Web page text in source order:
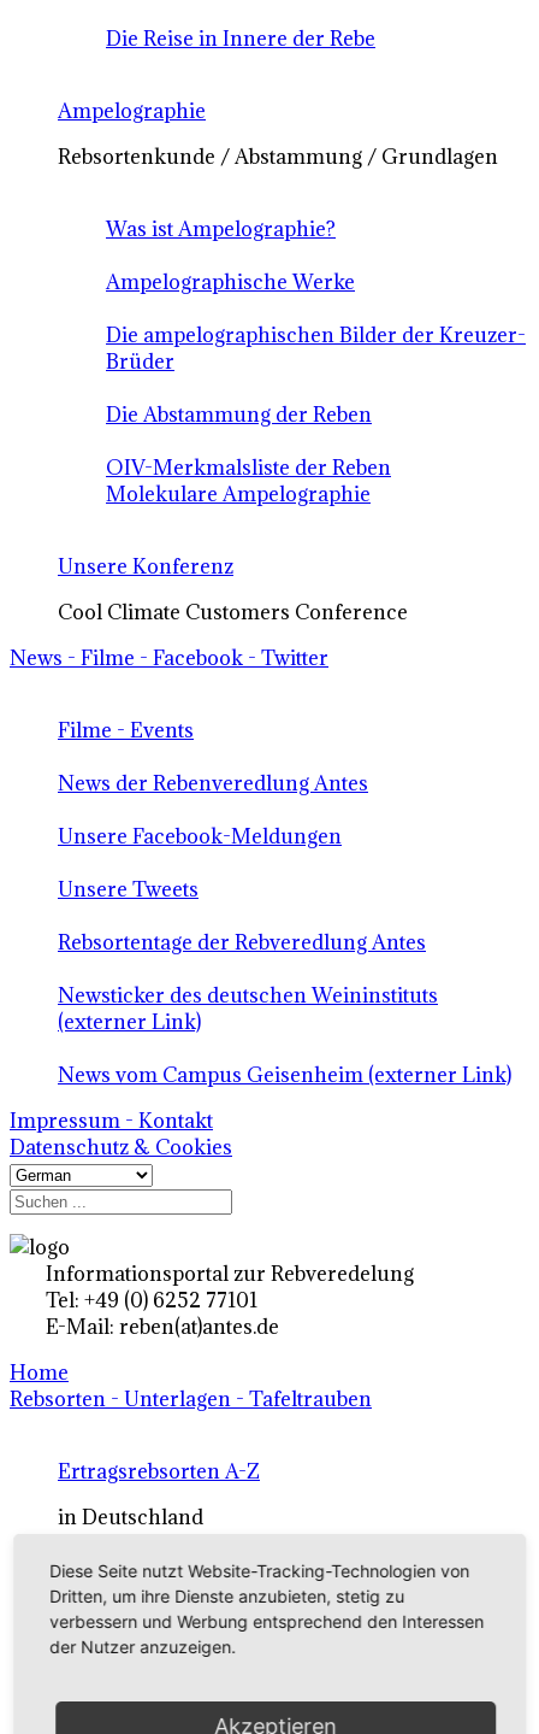
Die Reise in Innere der Rebe
Ampelographie
Rebsortenkunde / Abstammung / Grundlagen
Was ist Ampelographie?
Ampelographische Werke
Die ampelographischen Bilder der Kreuzer-
Brüder
Die Abstammung der Reben
OIV-Merkmalsliste der Reben
Molekulare Ampelographie
Unsere Konferenz
Cool Climate Customers Conference
News - Filme - Facebook - Twitter
Filme - Events
News der Rebenveredlung Antes
Unsere Facebook-Meldungen
Unsere Tweets
Rebsortentage der Rebveredlung Antes
Newsticker des deutschen Weininstituts
(externer Link)
News vom Campus Geisenheim (externer Link)
Impressum - Kontakt
Datenschutz & Cookies
Informationsportal zur Rebveredelung
Tel: +49 (0) 6252 77101
E-Mail: reben(at)antes.de
Home
Rebsorten - Unterlagen - Tafeltrauben
Ertragsrebsorten A-Z
in Deutschland
Rebsorten international
externe Links
Tafeltraubensorten
Diese Seite nutzt Website-Tracking-Technologien von
Dritten, um ihre Dienste anzubieten, stetig zu
verbessern und Werbung entsprechend den Interessen
der Nutzer anzuzeigen.
Akzeptieren